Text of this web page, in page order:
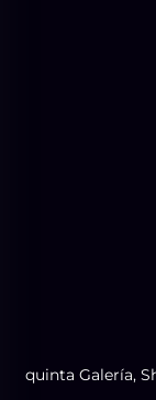
quinta Galería,